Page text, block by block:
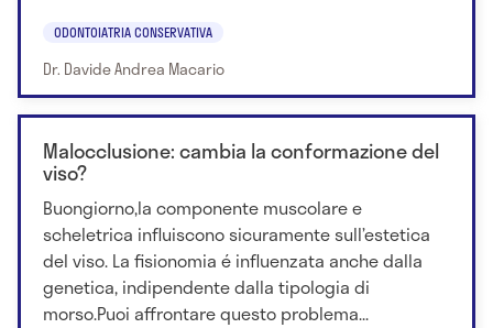
ODONTOIATRIA CONSERVATIVA
Dr. Davide Andrea Macario
Malocclusione: cambia la conformazione del
viso?
Buongiorno,la componente muscolare e
scheletrica influiscono sicuramente sull’estetica
del viso. La fisionomia é influenzata anche dalla
genetica, indipendente dalla tipologia di
morso.Puoi affrontare questo problema...